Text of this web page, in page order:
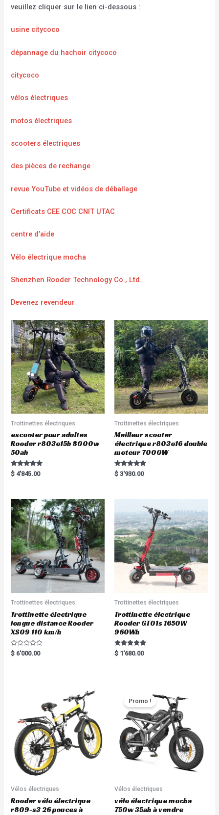
veuillez cliquer sur le lien ci-dessous :
usine citycoco
dépannage du hachoir citycoco
citycoco
vélos électriques
motos électriques
scooters électriques
des pièces de rechange
revue YouTube et vidéos de déballage
Certificats CEE COC CNIT UTAC
centre d’aide
Vélo électrique mocha
Shenzhen Rooder Technology Co., Ltd.
Devenez revendeur
Trottinettes électriques
escooter pour adultes
Rooder r803o15b 8000w
50ah
Rated
5.00
$ 4'845.00
Trottinettes électriques
Meilleur scooter
électrique r803o16 double
moteur 7000W
Rated
5.00
$ 3'930.00
Trottinettes électriques
Trottinette électrique
longue distance Rooder
XS09 110 km/h
R
a
$ 6'000.00
Trottinettes électriques
Trottinette électrique
Rooder GT01s 1650W
960Wh
Rated
5.00
$ 1'680.00
Vélos électriques
Rooder vélo électrique
r809-s3 26 pouces à
Promo !
Vélos électriques
vélo électrique mocha
750w 35ah à vendre